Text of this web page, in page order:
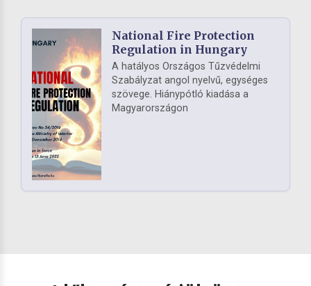
National Fire Protection
Regulation in Hungary
A hatályos Országos Tűzvédelmi
Szabályzat angol nyelvű, egységes
szövege. Hiánypótló kiadása a
Magyarországon